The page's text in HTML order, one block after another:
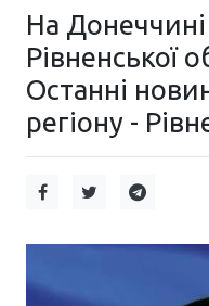
На Донеччині
Рівненської
Останні
регіону -